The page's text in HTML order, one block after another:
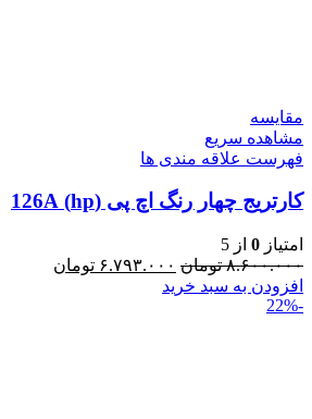
مقایسه
مشاهده سریع
فهرست علاقه مندی ها
کارتریج چهار رنگ اچ پی (hp) 126A
امتیاز 0 از 5
۸.۶۰۰.۰۰۰ تومان ۶.۷۹۳.۰۰۰ تومان
افزودن به سبد خرید
-22%